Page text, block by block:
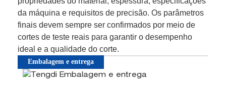
da máquina e requisitos de precisão. Os parâmetros
finais devem sempre ser confirmados por meio de
cortes de teste reais para garantir o desempenho
ideal e a qualidade do corte.
Embalagem e entrega